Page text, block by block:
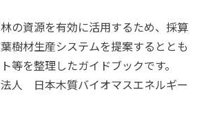
の資源を有効に活用するため、採算
樹材生産システムを提案するととも
等を整理したガイドブックです。
法人 日本木質バイオマスエネルギー